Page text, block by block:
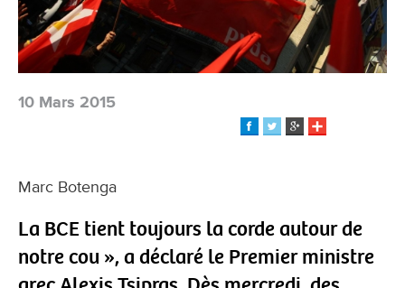
10 Mars 2015
Marc Botenga
La BCE tient toujours la corde autour de
notre cou », a déclaré le Premier ministre